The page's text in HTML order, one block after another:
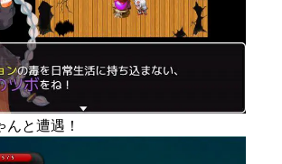
と遭遇！